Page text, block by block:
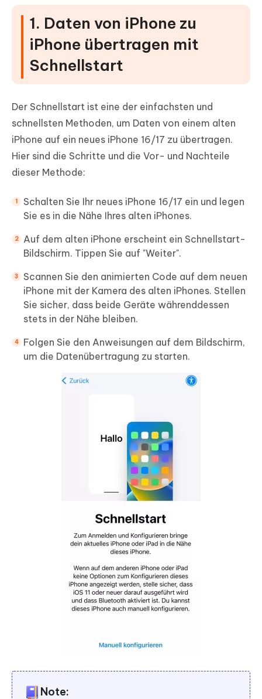
1. Daten von iPhone zu
iPhone übertragen mit
Schnellstart
Der Schnellstart ist eine der einfachsten und
schnellsten Methoden, um Daten von einem alten
iPhone auf ein neues iPhone 16/17 zu übertragen.
Hier sind die Schritte und die Vor- und Nachteile
dieser Methode:
Schalten Sie Ihr neues iPhone 16/17 ein und legen
Sie es in die Nähe Ihres alten iPhones.
Auf dem alten iPhone erscheint ein Schnellstart-
Bildschirm. Tippen Sie auf "Weiter".
Scannen Sie den animierten Code auf dem neuen
iPhone mit der Kamera des alten iPhones. Stellen
Sie sicher, dass beide Geräte währenddessen
stets in der Nähe bleiben.
Folgen Sie den Anweisungen auf dem Bildschirm,
um die Datenübertragung zu starten.
Note: